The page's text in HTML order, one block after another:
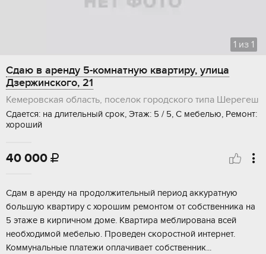
1 из 1
Сдаю в аренду 5-комнатную квартиру, улица
Дзержинского, 21
Кемеровская область, поселок городского типа Шерегеш
Сдается: на длительный срок, Этаж: 5 / 5, С мебелью, Ремонт:
хороший
40 000 
Сдам в аренду на продолжительный период аккуратную
большую квартиру с хорошим ремонтом от собственника на
5 этаже в кирпичном доме. Квартира меблирована всей
необходимой мебелью. Проведен скоростной интернет.
Коммунальные платежи оплачивает собственник...